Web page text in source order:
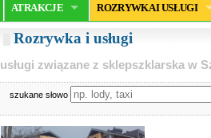
ATRAKCJE ROZRYWKA I USŁUGI
Rozrywka i usługi
usługi związane z sklepszklarska w
szukane słowo